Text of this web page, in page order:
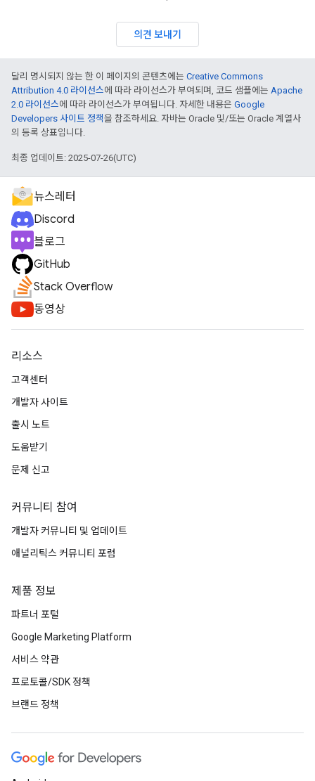
의견 보내기
달리 명시되지 않는 한 이 페이지의 콘텐츠에는 Creative Commons
Attribution 4.0 라이선스에 따라 라이선스가 부여되며, 코드 샘플에는 Apache
2.0 라이선스에 따라 라이선스가 부여됩니다. 자세한 내용은 Google
Developers 사이트 정책을 참조하세요. 자바는 Oracle 및/또는 Oracle 계열사
의 등록 상표입니다.
최종 업데이트: 2025-07-26(UTC)
뉴스레터
Discord
블로그
GitHub
Stack Overflow
동영상
리소스
고객센터
개발자 사이트
출시 노트
도움받기
문제 신고
커뮤니티 참여
개발자 커뮤니티 및 업데이트
애널리틱스 커뮤니티 포럼
제품 정보
파트너 포털
Google Marketing Platform
서비스 약관
프로토콜/SDK 정책
브랜드 정책